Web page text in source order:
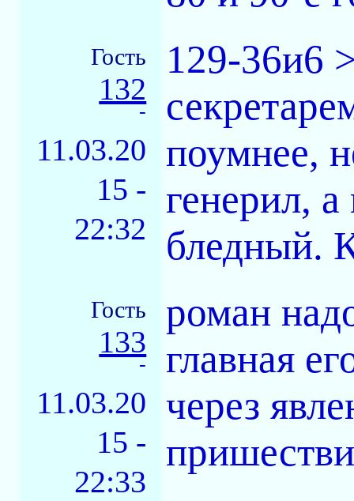
Гость
132
-
11.03.20
15 -
22:32
129-36и6
поумнее,
генерил,
бледный.
Гость
133
-
11.03.20
15 -
22:33
роман
главная
через